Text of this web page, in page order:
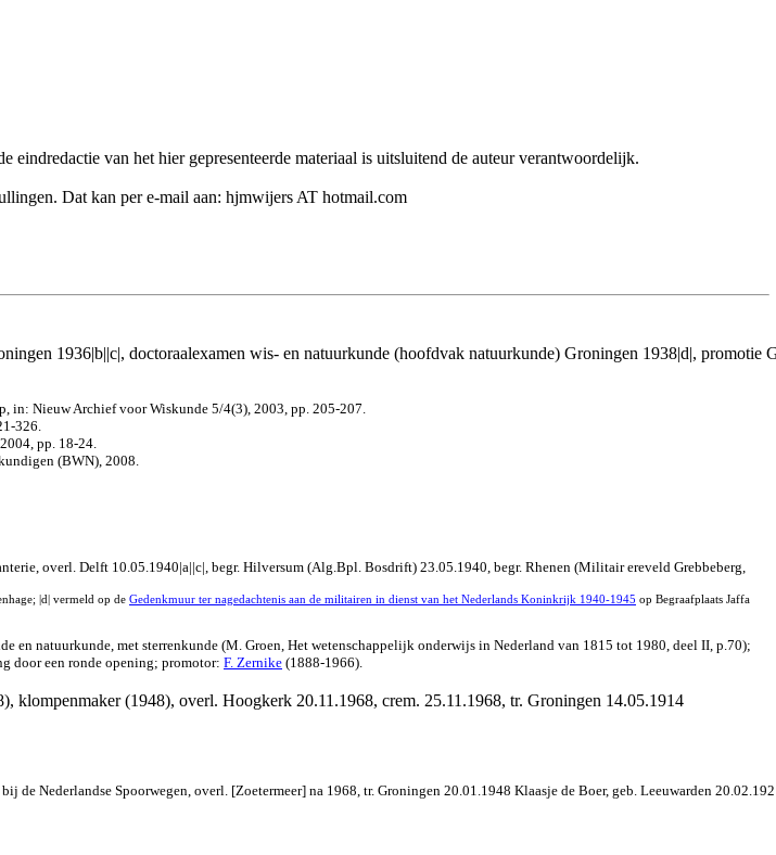
van het hier gepresenteerde materiaal is uitsluitend de auteur verantwoordelijk.
Dat kan per e-mail aan: hjmwijers AT hotmail.com
1936|b||c|, doctoraalexamen wis- en natuurkunde (hoofdvak natuurkunde) Groningen 1938|d|, promotie
in: Nieuw Archief voor Wiskunde 5/4(3), 2003, pp. 205-207.
326.
pp. 18-24.
(BWN), 2008.
overl. Delft 10.05.1940|a||c|, begr. Hilversum (Alg.Bpl. Bosdrift) 23.05.1940, begr. Rhenen (Militair ereveld Grebbeberg,
|d| vermeld op de Gedenkmuur ter nagedachtenis aan de militairen in dienst van het Nederlands Koninkrijk 1940-1945 op Begraafplaats Jaffa
natuurkunde, met sterrenkunde (M. Groen, Het wetenschappelijk onderwijs in Nederland van 1815 tot 1980, deel II, p.70);
door een ronde opening; promotor: F. Zernike (1888-1966).
klompenmaker (1948), overl. Hoogkerk 20.11.1968, crem. 25.11.1968, tr. Groningen 14.05.1914
Nederlandse Spoorwegen, overl. [Zoetermeer] na 1968, tr. Groningen 20.01.1948 Klaasje de Boer, geb. Leeuwarden